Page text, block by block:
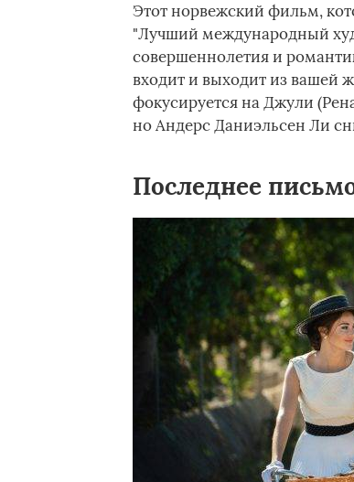
Этот норвежский фильм,
"Лучший международный
совершеннолетия и
входит и выходит из вашей
фокусируется на Джули
но Андерс Даниэльсен Ли
Последнее